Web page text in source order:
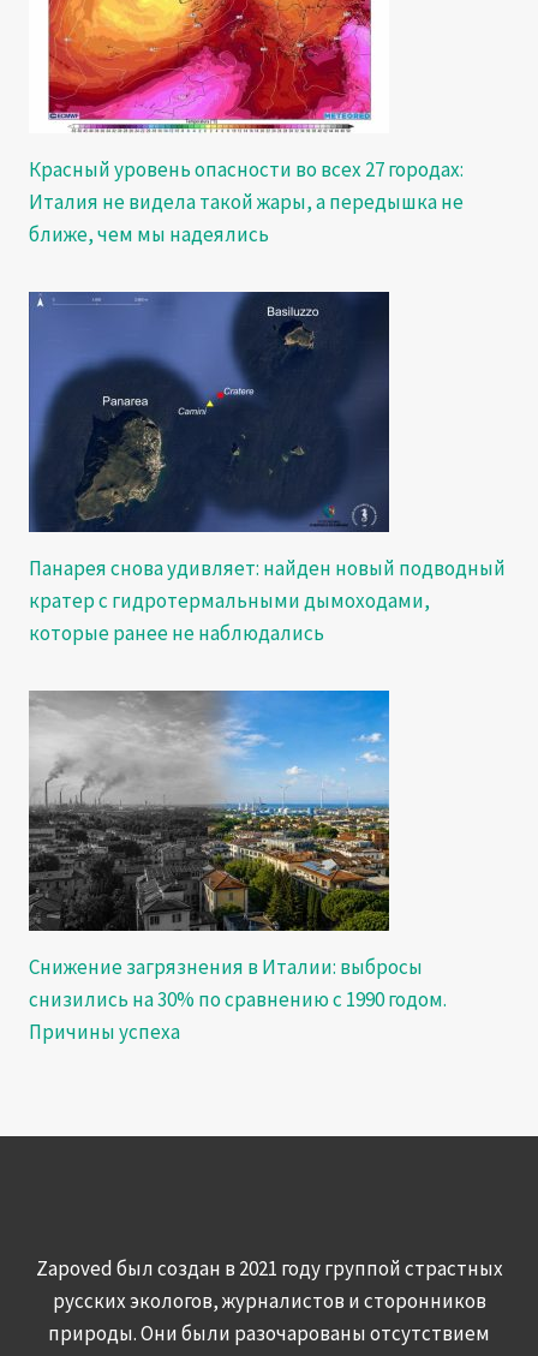
Красный уровень опасности во всех 27 городах:
Италия не видела такой жары, а передышка не
ближе, чем мы надеялись
Панарея снова удивляет: найден новый подводный
кратер с гидротермальными дымоходами,
которые ранее не наблюдались
Снижение загрязнения в Италии: выбросы
снизились на 30% по сравнению с 1990 годом.
Причины успеха
Zapoved был создан в 2021 году группой страстных
русских экологов, журналистов и сторонников
природы. Они были разочарованы отсутствием